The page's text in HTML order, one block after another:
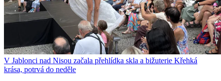
V Jablonci nad Nisou začala přehlídka skla a bižuterie Křehká
krása, potrvá do neděle